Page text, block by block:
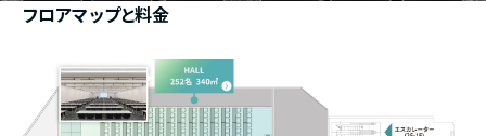
フロアマップと料金